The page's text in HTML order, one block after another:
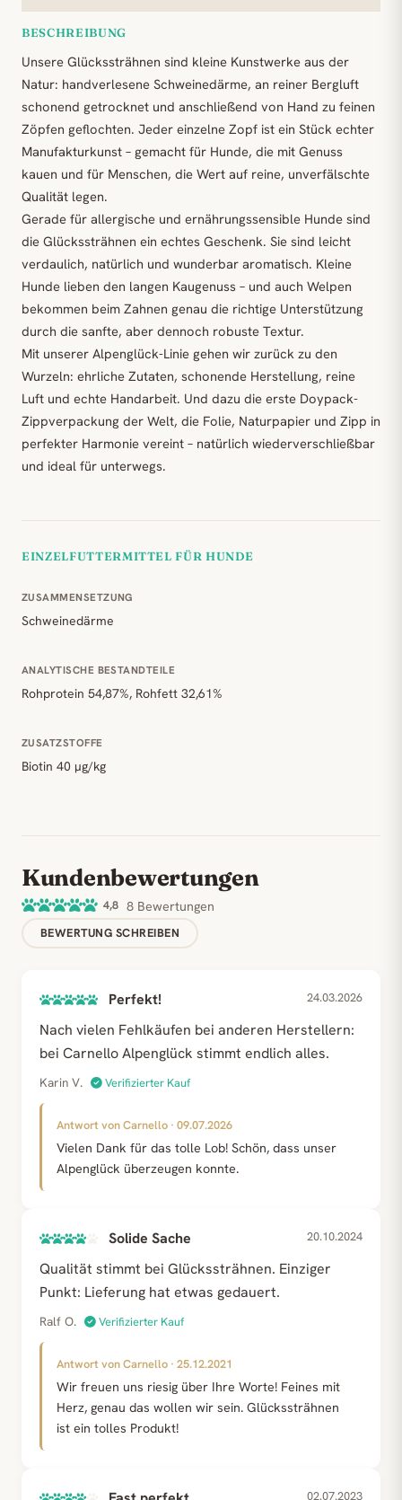
BESCHREIBUNG
Unsere Glückssträhnen sind kleine Kunstwerke aus der
Natur: handverlesene Schweinedärme, an reiner Bergluft
schonend getrocknet und anschließend von Hand zu feinen
Zöpfen geflochten. Jeder einzelne Zopf ist ein Stück echter
Manufakturkunst – gemacht für Hunde, die mit Genuss
kauen und für Menschen, die Wert auf reine, unverfälschte
Qualität legen.
Gerade für allergische und ernährungssensible Hunde sind
die Glückssträhnen ein echtes Geschenk. Sie sind leicht
verdaulich, natürlich und wunderbar aromatisch. Kleine
Hunde lieben den langen Kaugenuss – und auch Welpen
bekommen beim Zahnen genau die richtige Unterstützung
durch die sanfte, aber dennoch robuste Textur.
Mit unserer Alpenglück-Linie gehen wir zurück zu den
Wurzeln: ehrliche Zutaten, schonende Herstellung, reine
Luft und echte Handarbeit. Und dazu die erste Doypack-
Zippverpackung der Welt, die Folie, Naturpapier und Zipp in
perfekter Harmonie vereint – natürlich wiederverschließbar
und ideal für unterwegs.
EINZELFUTTERMITTEL FÜR HUNDE
ZUSAMMENSETZUNG
Schweinedärme
ANALYTISCHE BESTANDTEILE
Rohprotein 54,87%, Rohfett 32,61%
ZUSATZSTOFFE
Biotin 40 µg/kg
Kundenbewertungen
4,8 8 Bewertungen
BEWERTUNG SCHREIBEN
Perfekt! 24.03.2026
Nach vielen Fehlkäufen bei anderen Herstellern:
bei Carnello Alpenglück stimmt endlich alles.
Karin V. Verifizierter Kauf
Antwort von Carnello · 09.07.2026
Vielen Dank für das tolle Lob! Schön, dass unser
Alpenglück überzeugen konnte.
Solide Sache 20.10.2024
Qualität stimmt bei Glückssträhnen. Einziger
Punkt: Lieferung hat etwas gedauert.
Ralf O. Verifizierter Kauf
Antwort von Carnello · 25.12.2021
Wir freuen uns riesig über Ihre Worte! Feines mit
Herz, genau das wollen wir sein. Glückssträhnen
ist ein tolles Produkt!
02.07.2023